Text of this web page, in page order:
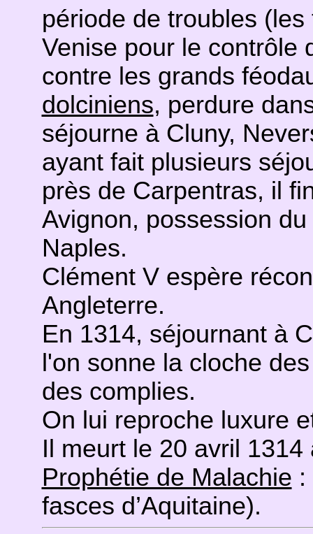
période de troubles
Venise pour le contrôle
contre les grands
dolciniens, perdure
séjourne à Cluny,
ayant fait plusieurs
près de Carpentras, il
Avignon, possession
Naples.
Clément V espère
Angleterre.
En 1314, séjournant à
l'on sonne la cloche
des complies.
On lui reproche luxure
Il meurt le 20 avril
Prophétie de Malachie :
fasces d’Aquitaine).